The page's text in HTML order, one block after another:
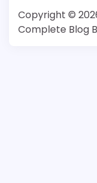
Copyright ©
Complete Blog